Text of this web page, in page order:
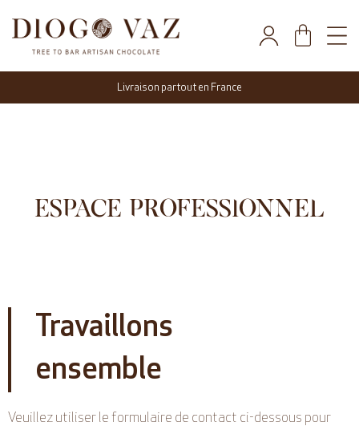
Livraison partout en France
ESPACE PROFESSIONNEL
Travaillons
ensemble
Veuillez utiliser le formulaire de contact ci-dessous pour